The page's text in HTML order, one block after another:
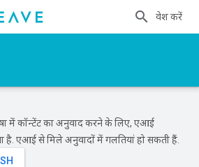
प्रवेश करें
में कॉन्टेंट का अनुवाद करने के लिए, एआई
है. एआई से मिले अनुवादों में गलतियां हो सकती हैं.